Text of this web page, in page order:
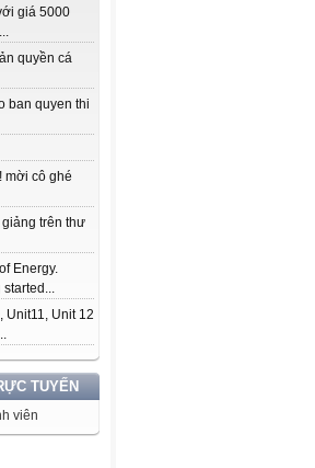
giá 5000
quyền cá
ban quyen thi
mời cô ghé
trên thư
Energy.
started...
Unit11, Unit 12
TUYẾN
viên